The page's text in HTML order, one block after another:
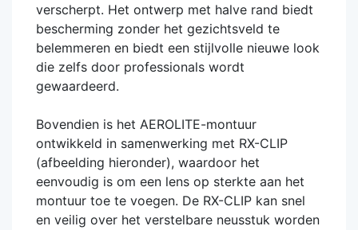
verscherpt. Het ontwerp met halve rand biedt
bescherming zonder het gezichtsveld te
belemmeren en biedt een stijlvolle nieuwe look
die zelfs door professionals wordt
gewaardeerd.
Bovendien is het AEROLITE-montuur
ontwikkeld in samenwerking met RX-CLIP
(afbeelding hieronder), waardoor het
eenvoudig is om een ​​lens op sterkte aan het
montuur toe te voegen. De RX-CLIP kan snel
en veilig over het verstelbare neusstuk worden